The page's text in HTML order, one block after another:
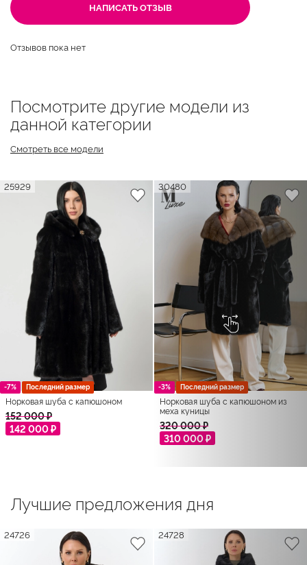
НАПИСАТЬ ОТЗЫВ
Отзывов пока нет
Посмотрите другие модели из
данной категории
Смотреть все модели
-7% Последний размер
25929
Норковая шуба с капюшоном
152 000 ₽
142 000 ₽
-3% Последний размер
30480
Норковая шуба с капюшоном из
меха куницы
320 000 ₽
310 000 ₽
Лучшие предложения дня
24726 24728